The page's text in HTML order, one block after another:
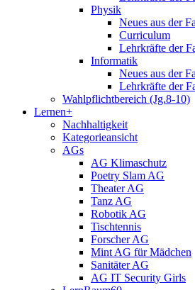
Physik
Neues aus der
Curriculum
Lehrkräfte der
Informatik
Neues aus der
Lehrkräfte der
Wahlpflichtbereich (Jg.8-10)
Lernen+
Nachhaltigkeit
Kategorieansicht
AGs
AG Klimaschutz
Poetry Slam AG
Theater AG
Tanz AG
Robotik AG
Tischtennis
Forscher AG
Mint AG für Mädchen
Sanitäter AG
AG IT Security Girls